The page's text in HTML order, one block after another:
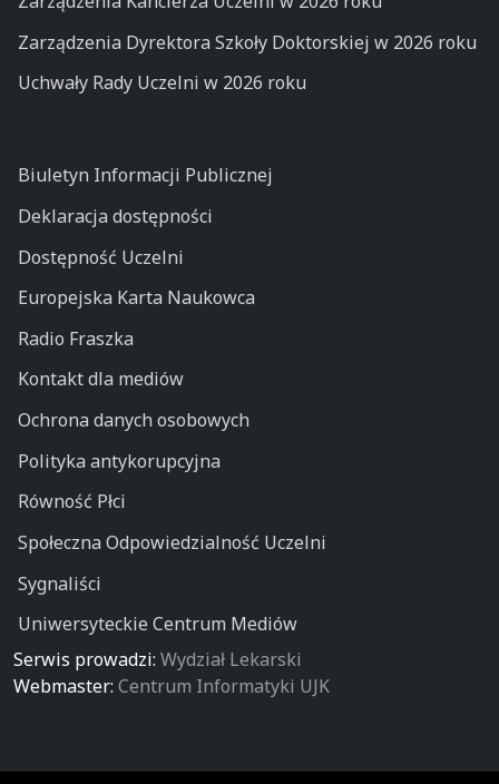
Zarządzenia Dyrektora Szkoły Doktorskiej w 2026 roku
Uchwały Rady Uczelni w 2026 roku
Biuletyn Informacji Publicznej
Deklaracja dostępności
Dostępność Uczelni
Europejska Karta Naukowca
Radio Fraszka
Kontakt dla mediów
Ochrona danych osobowych
Polityka antykorupcyjna
Równość Płci
Społeczna Odpowiedzialność Uczelni
Sygnaliści
Uniwersyteckie Centrum Mediów
Serwis prowadzi: Wydział Lekarski
Webmaster: Centrum Informatyki UJK